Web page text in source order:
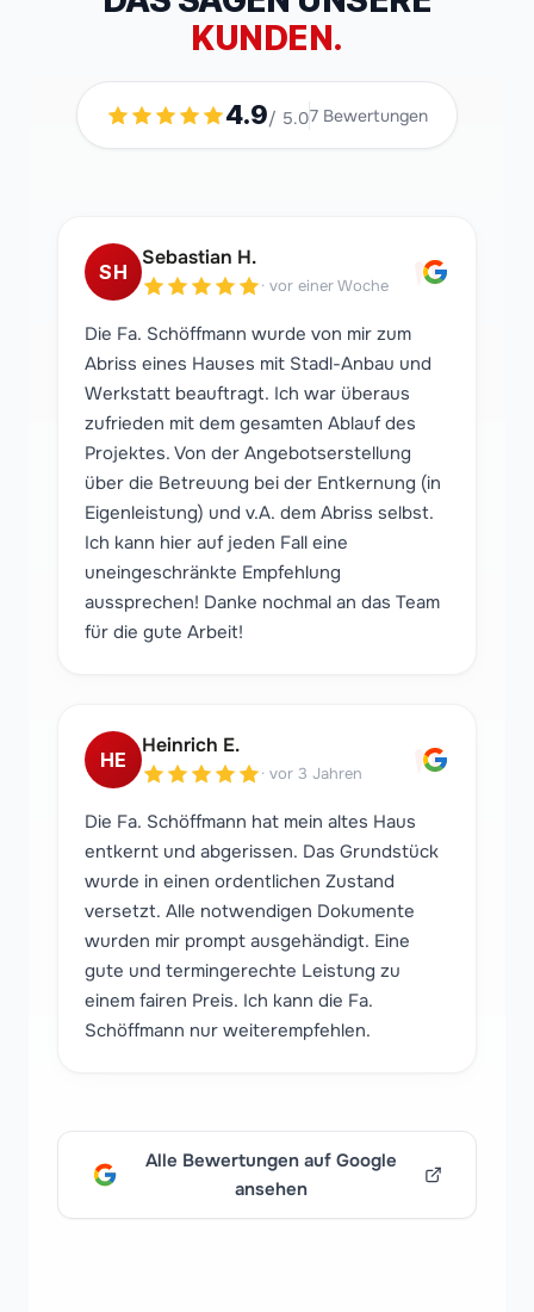
KUNDEN.
4.9/ 5.07 Bewertungen
"
SH
Sebastian H.
· vor einer Woche
Die Fa. Schöffmann wurde von mir zum
Abriss eines Hauses mit Stadl-Anbau und
Werkstatt beauftragt. Ich war überaus
zufrieden mit dem gesamten Ablauf des
Projektes. Von der Angebotserstellung
über die Betreuung bei der Entkernung (in
Eigenleistung) und v.A. dem Abriss selbst.
Ich kann hier auf jeden Fall eine
uneingeschränkte Empfehlung
aussprechen! Danke nochmal an das Team
für die gute Arbeit!
"
HE
Heinrich E.
· vor 3 Jahren
Die Fa. Schöffmann hat mein altes Haus
entkernt und abgerissen. Das Grundstück
wurde in einen ordentlichen Zustand
versetzt. Alle notwendigen Dokumente
wurden mir prompt ausgehändigt. Eine
gute und termingerechte Leistung zu
einem fairen Preis. Ich kann die Fa.
Schöffmann nur weiterempfehlen.
Alle Bewertungen auf Google
ansehen